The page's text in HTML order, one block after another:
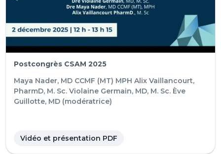
Postcongrès CSAM 2025
Maya Nader, MD CCMF (MT) MPH Alix Vaillancourt,
PharmD, M. Sc. Violaine Germain, MD, M. Sc. Ève
Guillotte, MD (modératrice)
Vidéo et présentation PDF